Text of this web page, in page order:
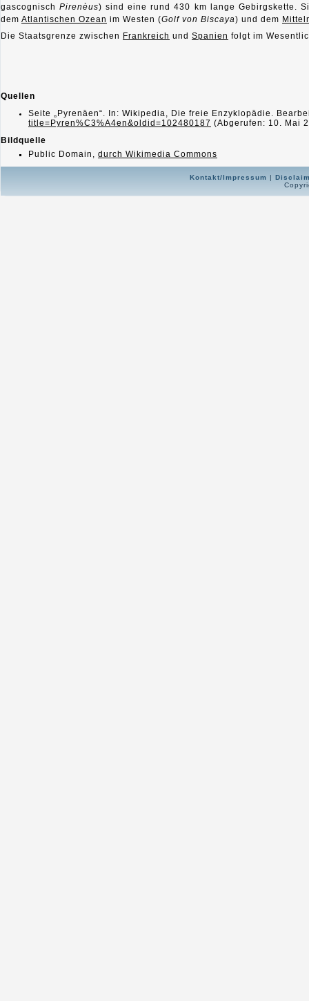
gascognischPirenèus) sind eine rund 430 km lange Gebirgskette.
dem Atlantischen Ozean im Westen (Golf von Biscaya) und dem
Die Staatsgrenze zwischen Frankreich und Spanien folgt im
Quellen
Seite „Pyrenäen“. In: Wikipedia, Die freie Enzyklopädie.
title=Pyren%C3%A4en&oldid=102480187 (Abgerufen: 10. Mai
Bildquelle
Public Domain, durch Wikimedia Commons
Kontakt/Impressum |